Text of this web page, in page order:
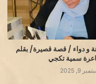
و دواء / قصة قصيرة/ بقلم
سمية تكجي
9, 2025